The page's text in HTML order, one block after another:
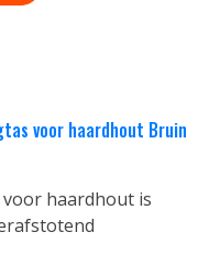
voor haardhout Bruin
haardhout is